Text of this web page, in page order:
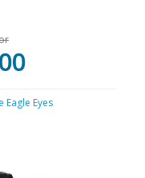
Eagle Eyes